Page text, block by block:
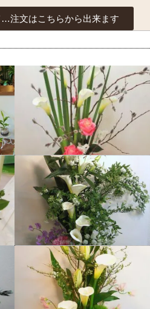
注文はこちらから出来ます